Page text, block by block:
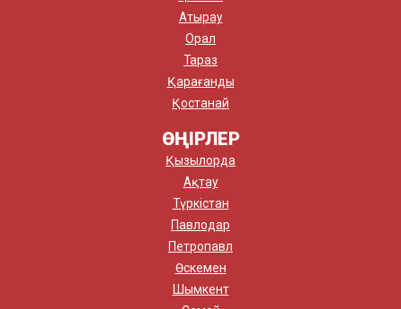
Атырау
Орал
Тараз
Қарағанды
Қостанай
ӨҢІРЛЕР
Қызылорда
Ақтау
Түркістан
Павлодар
Петропавл
Өскемен
Шымкент